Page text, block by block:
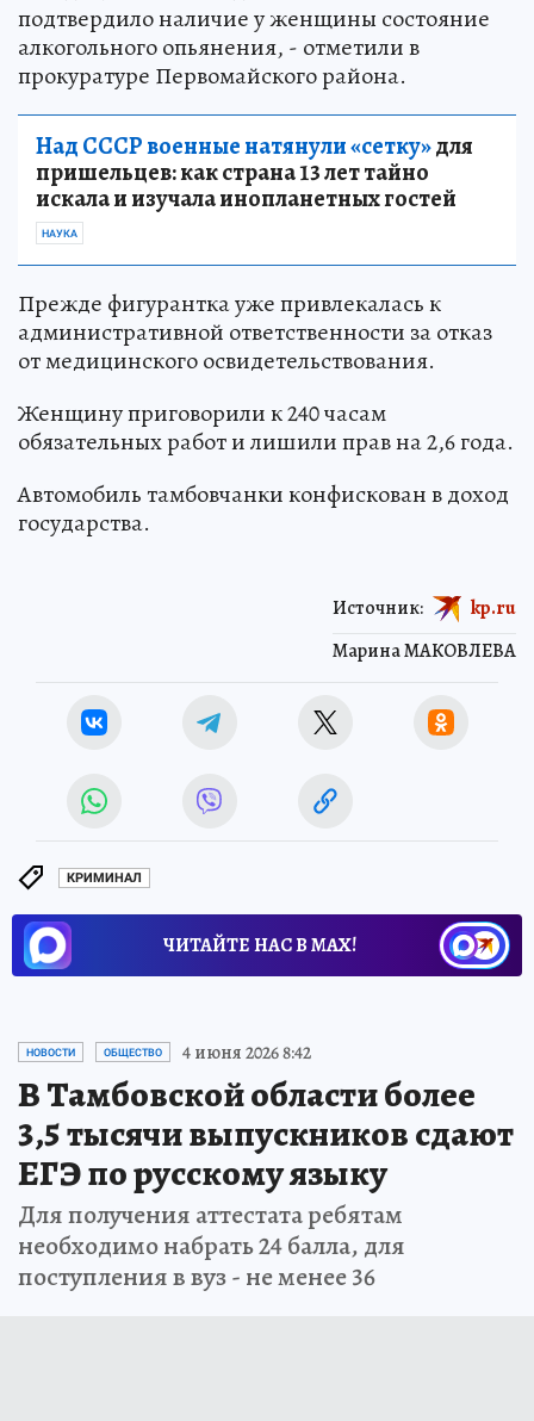
подтвердило наличие у женщины состояние
алкогольного опьянения, - отметили в
прокуратуре Первомайского района.
Над СССР военные натянули «сетку»для
пришельцев: как страна 13 лет тайно
искала и изучала инопланетных гостей
НАУКА
Прежде фигурантка уже привлекалась к
административной ответственности за отказ
от медицинского освидетельствования.
Женщину приговорили к 240 часам
обязательных работ и лишили прав на 2,6 года.
Автомобиль тамбовчанки конфискован в доход
государства.
Марина МАКОВЛЕВА
Источник: kp.ru
КРИМИНАЛ
ЧИТАЙТЕ НАС В МАХ!
НОВОСТИ ОБЩЕСТВО 4 июня 2026 8:42
В Тамбовской области более
3,5 тысячи выпускников сдают
ЕГЭ по русскому языку
Для получения аттестата ребятам
необходимо набрать 24 балла, для
поступления в вуз - не менее 36